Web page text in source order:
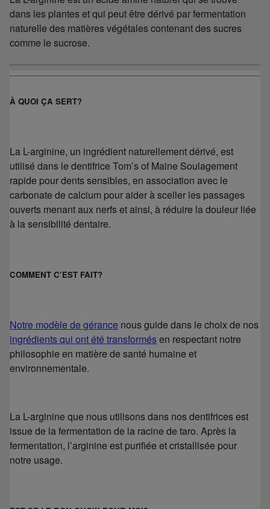
dans les plantes et qui peut être dérivé par fermentation
naturelle des matières végétales contenant des sucres
comme le sucrose.
À QUOI ÇA SERT?
La L-arginine, un ingrédient naturellement dérivé, est
utilisé dans le dentifrice Tom’s of Maine Soulagement
rapide pour dents sensibles, en association avec le
carbonate de calcium pour aider à sceller les passages
ouverts menant aux nerfs et ainsi, à réduire la douleur liée
à la sensibilité dentaire.
COMMENT C’EST FAIT?
Notre modèle de gérance nous guide dans le choix de nos
ingrédients qui ont été transformésen respectant notre
philosophie en matière de santé humaine et
environnementale.
La L-arginine que nous utilisons dans nos dentifrices est
issue de la fermentation de la racine de taro. Après la
fermentation, l’arginine est purifiée et cristallisée pour
notre usage.